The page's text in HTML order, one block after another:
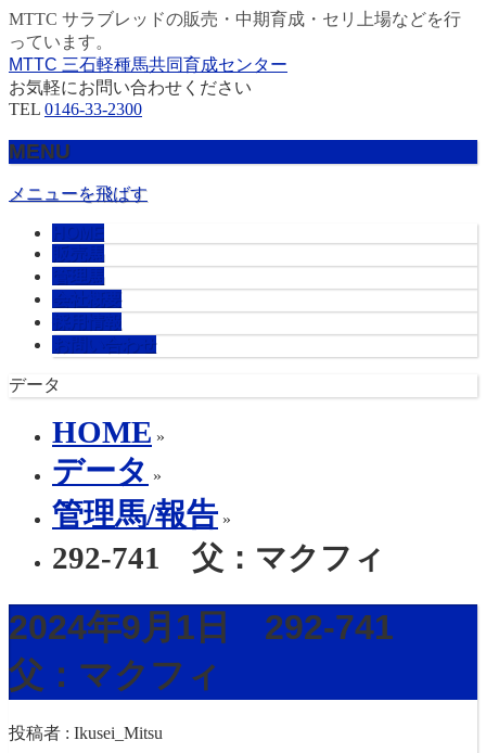
MTTC サラブレッドの販売・中期育成・セリ上場などを行
っています。
MTTC 三石軽種馬共同育成センター
お気軽にお問い合わせください
TEL 0146-33-2300
MENU
メニューを飛ばす
HOME
販売馬
管理馬
会社概要
採用情報
お問い合わせ
データ
HOME »
データ »
管理馬/報告 »
292-741 父：マクフィ
2024年9月1日 292-741
父：マクフィ
投稿者 : Ikusei_Mitsu